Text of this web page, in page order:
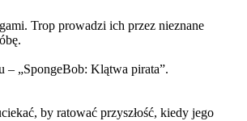
Trop prowadzi ich przez nieznane
„SpongeBob: Klątwa pirata”.
by ratować przyszłość, kiedy jego